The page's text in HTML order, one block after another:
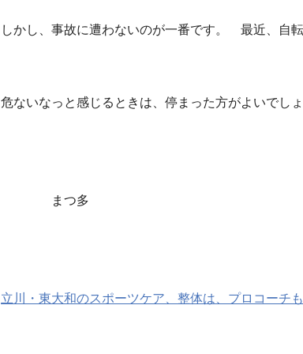
しかし、事故に遭わないのが一番です。 最近、自
危ないなっと感じるときは、停まった方がよいでし
まつ多
立川・東大和のスポーツケア、整体は、プロコーチ